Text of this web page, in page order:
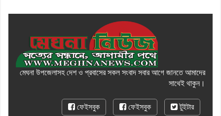
মেঘনা উপজেলাসহ দেশ ও প্রবাসের সকল সংবাদ সবার আগে জানতে আমাদের
সাথেই থাকুন।
ফেইসবুক ফেইসবুক টুইটার